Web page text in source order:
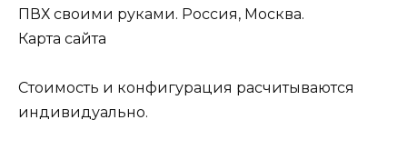
ПВХ своими руками. Россия, Москва.
Карта сайта
Стоимость и конфигурация расчитываются
индивидуально.